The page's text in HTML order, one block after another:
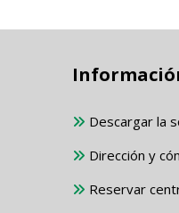
Descargar la
Dirección y
Reservar